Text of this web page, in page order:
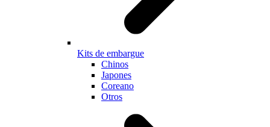
Kits de embargue
Chinos
Japones
Coreano
Otros